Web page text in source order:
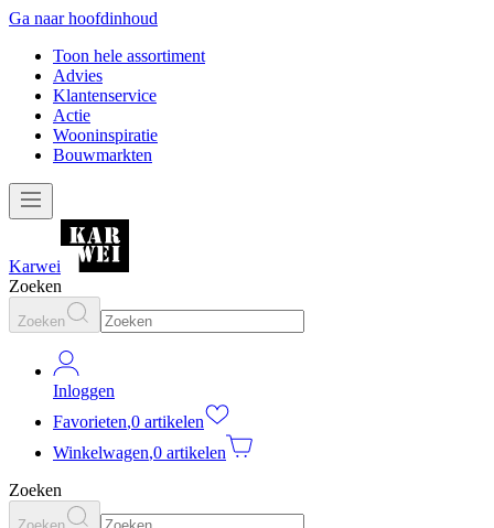
Ga naar hoofdinhoud
Toon hele assortiment
Advies
Klantenservice
Actie
Wooninspiratie
Bouwmarkten
Karwei
Zoeken
Zoeken
Inloggen
Favorieten,0 artikelen
Winkelwagen,0 artikelen
Zoeken